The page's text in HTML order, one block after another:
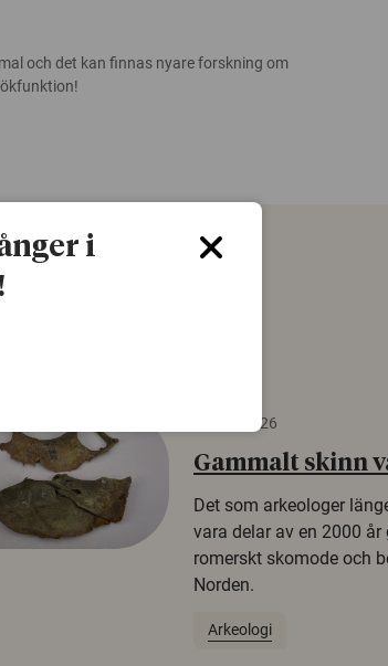
och det kan finnas nyare forskning om
22 juni 2026
Gammalt skinn
Det som arkeologer
vara delar av en 2000
romerskt skomode och
Norden.
Arkeologi
i